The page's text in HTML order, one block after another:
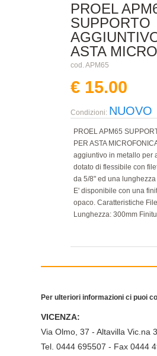
PROEL
SUPPORTO
ASTA
cod. APM65
€ 15.00
Condizioni: NUOVO
PROEL APM65
PER ASTA
aggiuntivo in metallo per
dotato di flessibile con
da 5/8" ed una
E' disponibile con una
opaco. Caratteristiche
Lunghezza: 300mm
Per ulteriori informazioni ci puoi
VICENZA:
Via Olmo, 37 - Altavilla Vic.na
Tel. 0444 695507 - Fax 0444